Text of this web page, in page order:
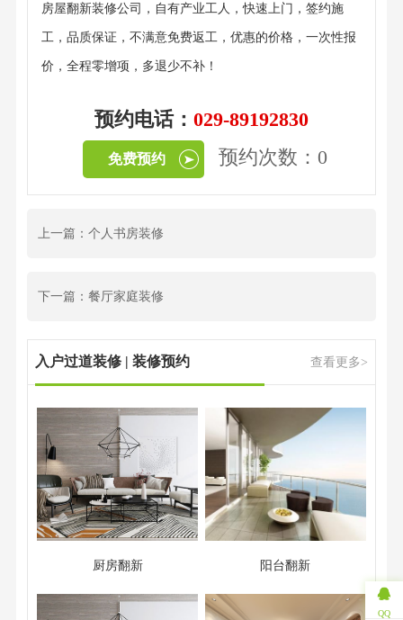
房屋翻新装修公司，自有产业工人，快速上门，签约施
工，品质保证，不满意免费返工，优惠的价格，一次性报
价，全程零增项，多退少不补！
预约电话： 029-89192830
免费预约 预约次数：0
上一篇：个人书房装修
下一篇：餐厅家庭装修
入户过道装修 | 装修预约 查看更多>
厨房翻新 阳台翻新
QQ